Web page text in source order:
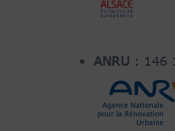
ANRU : 146